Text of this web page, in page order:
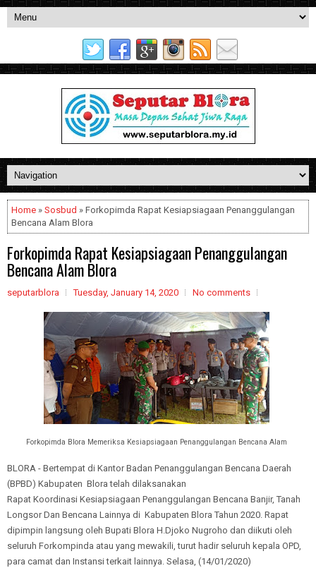
Home » Sosbud » Forkopimda Rapat Kesiapsiagaan Penanggulangan
Bencana Alam Blora
Forkopimda Rapat Kesiapsiagaan Penanggulangan
Bencana Alam Blora
seputarblora Tuesday, January 14, 2020 No comments
Forkopimda Blora Memeriksa Kesiapsiagaan Penanggulangan Bencana Alam
BLORA - Bertempat di Kantor Badan Penanggulangan Bencana Daerah
(BPBD) Kabupaten Blora telah dilaksanakan
Rapat Koordinasi Kesiapsiagaan Penanggulangan Bencana Banjir, Tanah
Longsor Dan Bencana Lainnya di Kabupaten Blora Tahun 2020. Rapat
dipimpin langsung oleh Bupati Blora H.Djoko Nugroho dan diikuti oleh
seluruh Forkompinda atau yang mewakili, turut hadir seluruh kepala OPD,
para camat dan Instansi terkait lainnya. Selasa, (14/01/2020)